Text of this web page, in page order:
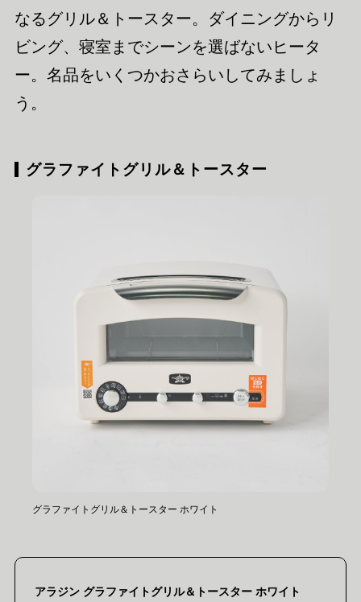
なるグリル＆トースター。ダイニングからリ
ビング、寝室までシーンを選ばないヒータ
ー。名品をいくつかおさらいしてみましょ
う。
グラファイトグリル＆トースター
グラファイトグリル＆トースター ホワイト
アラジン グラファイトグリル＆トースター ホワイト